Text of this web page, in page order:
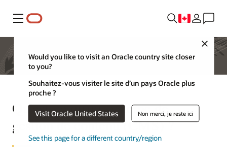
Menu
Close
Would you like to visit an Oracle country site closer
to you?
Souhaitez-vous visiter le site d’un pays Oracle plus
proche ?
Visit Oracle United States Non merci, je reste ici
See this page for a different country/region
Qu'est-ce qu'un système de
gestion de contenu (CMS) ?